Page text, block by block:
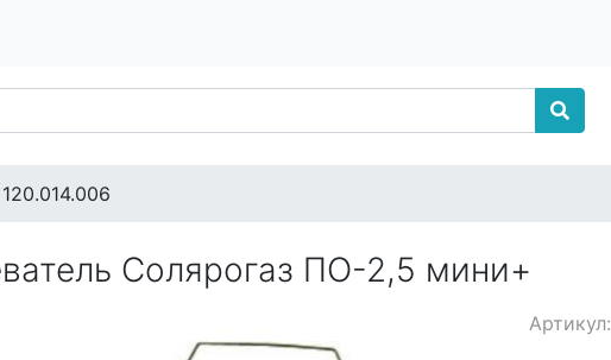
120.014.006
Солярогаз ПО-2,5 мини+
Артикул: